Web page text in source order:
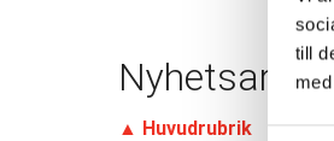
till
Nyhetsarkiv
▲ Huvudrubrik